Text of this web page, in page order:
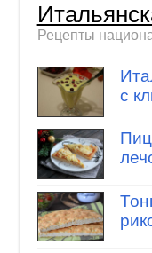
Рецепты
с